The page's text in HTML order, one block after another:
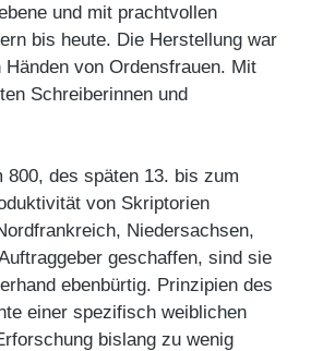
und mit prachtvollen
bis heute. Die Herstellung war
von Ordensfrauen. Mit
Schreiberinnen und
des späten 13. bis zum
von Skriptorien
Niedersachsen,
geschaffen, sind sie
ebenbürtig. Prinzipien des
einer spezifisch weiblichen
bislang zu wenig